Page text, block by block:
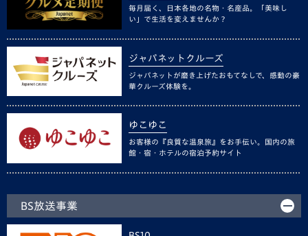
毎月届く、日本各地の名物・名産品。「美味し
い」で生活を変えませんか？
ジャパネットクルーズ
ジャパネットが磨き上げたおもてなしで、感動の豪
華クルーズ体験を。
ゆこゆこ
お客様の『良質な温泉旅』をお手伝い。国内の旅
館・宿・ホテルの宿泊予約サイト
BS放送事業